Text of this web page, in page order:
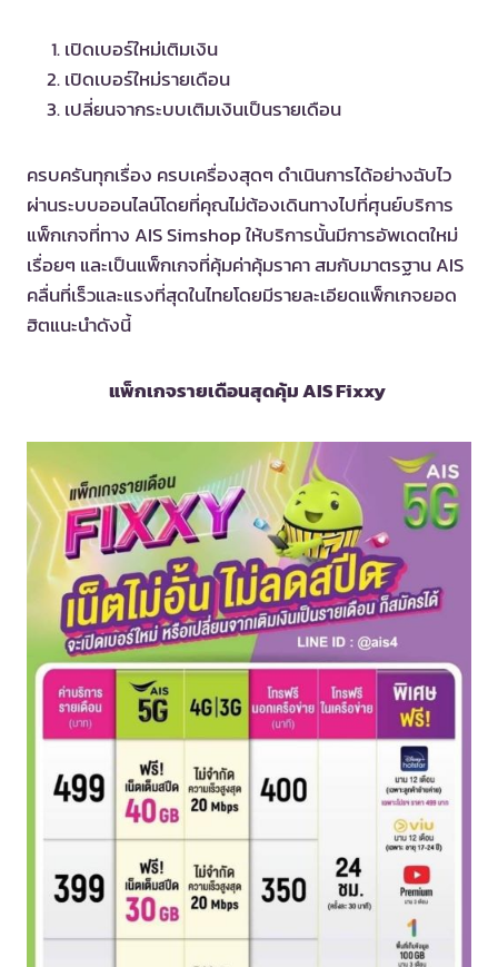
เปิดเบอร์ใหม่เติมเงิน
เปิดเบอร์ใหม่รายเดือน
เปลี่ยนจากระบบเติมเงินเป็นรายเดือน
ครบครันทุกเรื่อง ครบเครื่องสุดๆ ดำเนินการได้อย่างฉับไว
ผ่านระบบออนไลน์โดยที่คุณไม่ต้องเดินทางไปที่ศุนย์บริการ
แพ็กเกจที่ทาง AIS Simshop ให้บริการนั้นมีการอัพเดตใหม่
เรื่อยๆ และเป็นแพ็กเกจที่คุ้มค่าคุ้มราคา สมกับมาตรฐาน AIS
คลื่นที่เร็วและแรงที่สุดในไทยโดยมีรายละเอียดแพ็กเกจยอด
ฮิตแนะนำดังนี้
แพ็กเกจรายเดือนสุดคุ้ม AIS Fixxy